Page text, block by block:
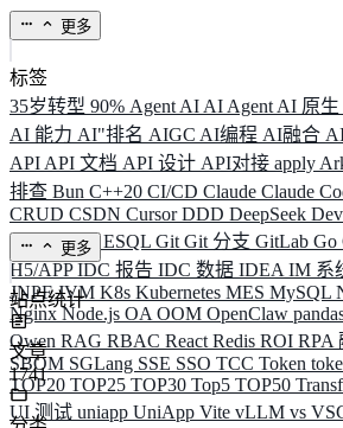
更多
标签
35岁转型 90% Agent AI AI Agent AI 原生
AI 能力 AI"排名 AIGC AI编程 AI融合
API API 文档 API 设计 API对接 apply
排查 Bun C++20 CI/CD Claude Claude
CRUD CSDN CursorDDD DeepSeek
ELK ElysiaESQL Git Git 分支 GitLab Go
H5/APPIDC 报告 IDC 数据 IDEA IM 系
JNPFJVM K8s Kubernetes MES MySQL
NginxNode.js OA OOM OpenClaw
Qwen RAG RBAC React Redis ROI RPA
SBOM SGLang SSE SSO TCC Token
TOP20 TOP25 TOP30 Top5 TOP50
UI 测试 uniapp UniApp Vite vLLM vs
更多
站点统计
文章
1741